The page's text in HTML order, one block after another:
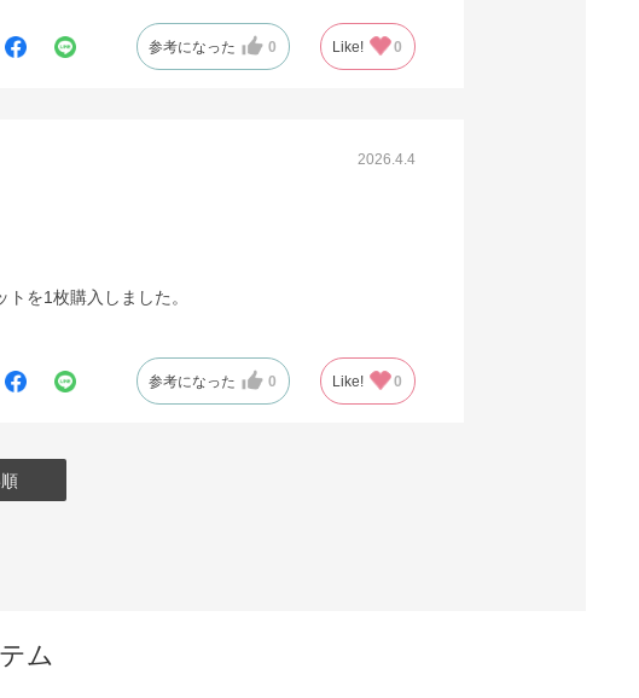
参考になった 0 Like! 0
2026.4.4
を1枚購入しました。
参考になった 0 Like! 0
ム